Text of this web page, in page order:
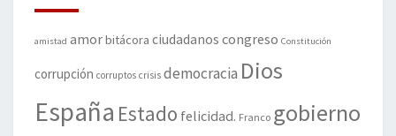
amistad amorbitácora ciudadanos congreso Constitución
corrupción corruptos crisis democracia Dios
España Estado felicidad. Franco gobierno